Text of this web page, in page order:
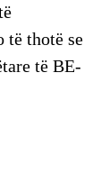
të thotë se
të BE-